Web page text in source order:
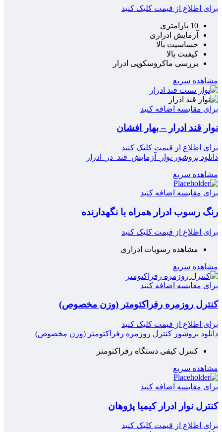
برای اطلاع از قیمت کلیک کنید
10 پارامتری
آزمایش ادراری
حساسیت بالا
کیفیت بالا
بررسی ماکروسکوپی ادرار
مشاهده سریع
برای مقایسه اضافه کنید
نوار قند ادرار – بهار افشان
برای اطلاع از قیمت کلیک کنید
دانلود بروشور نوار_آزمايش_قند_در_ادرار
مشاهده سریع
برای مقایسه اضافه کنید
رنگ رسوب ادرار همراه با نگهدارنده
برای اطلاع از قیمت کلیک کنید
مشاهده رسوبات ادراری
مشاهده سریع
برای مقایسه اضافه کنید
کنترل روزمره رفراکتومتر (وزن مخصوص)
برای اطلاع از قیمت کلیک کنید
دانلود بروشور کنترل روزمره رفراکتومتر (وزن مخصوص)
کنترل کیفی دستگاه رفراکتومتر
مشاهده سریع
برای مقایسه اضافه کنید
کنترل نوار ادرار کیمیا پژوهان
برای اطلاع از قیمت کلیک کنید